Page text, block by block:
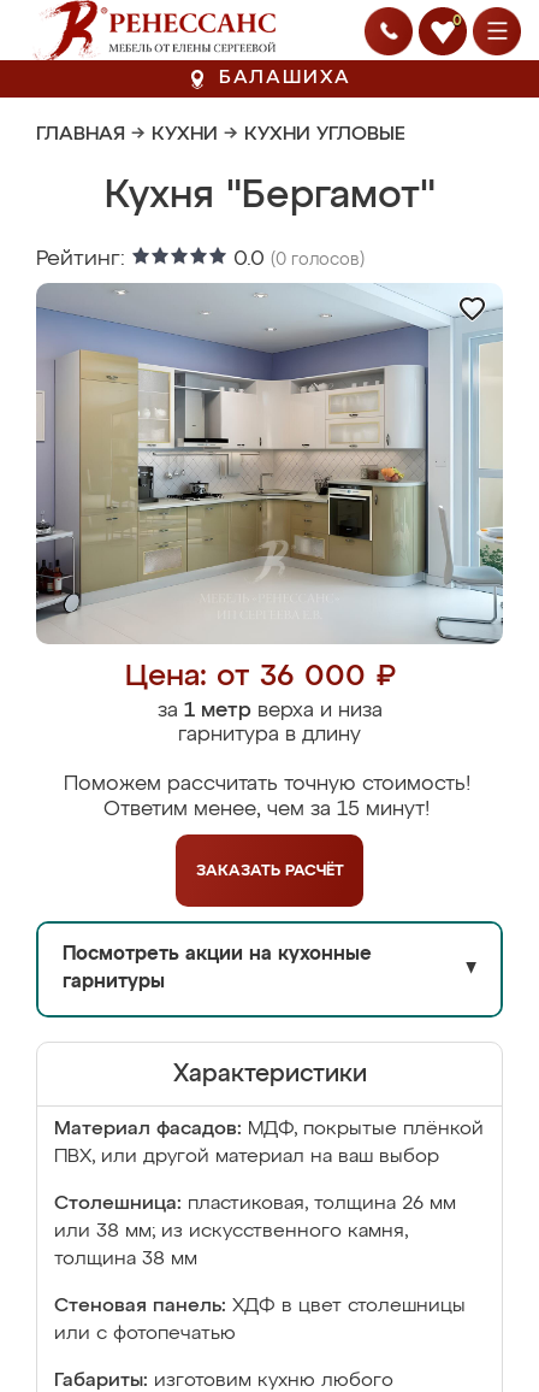
0
БАЛАШИХА
ГЛАВНАЯ → КУХНИ → КУХНИ УГЛОВЫЕ
Кухня "Бергамот"
Рейтинг: 0.0 (0 голосов)
Цена: от 36 000 ₽
за 1 метрверха и низа
гарнитура в длину
Поможем рассчитать точную стоимость!
Ответим менее, чем за 15 минут!
ЗАКАЗАТЬ РАСЧЁТ
Посмотреть акции на кухонные
гарнитуры
▼
Характеристики
Материал фасадов: МДФ, покрытые плёнкой
ПВХ, или другой материал на ваш выбор
Столешница: пластиковая, толщина 26 мм
или 38 мм; из искусственного камня,
толщина 38 мм
Стеновая панель: ХДФ в цвет столешницы
или с фотопечатью
Габариты: изготовим кухню любого